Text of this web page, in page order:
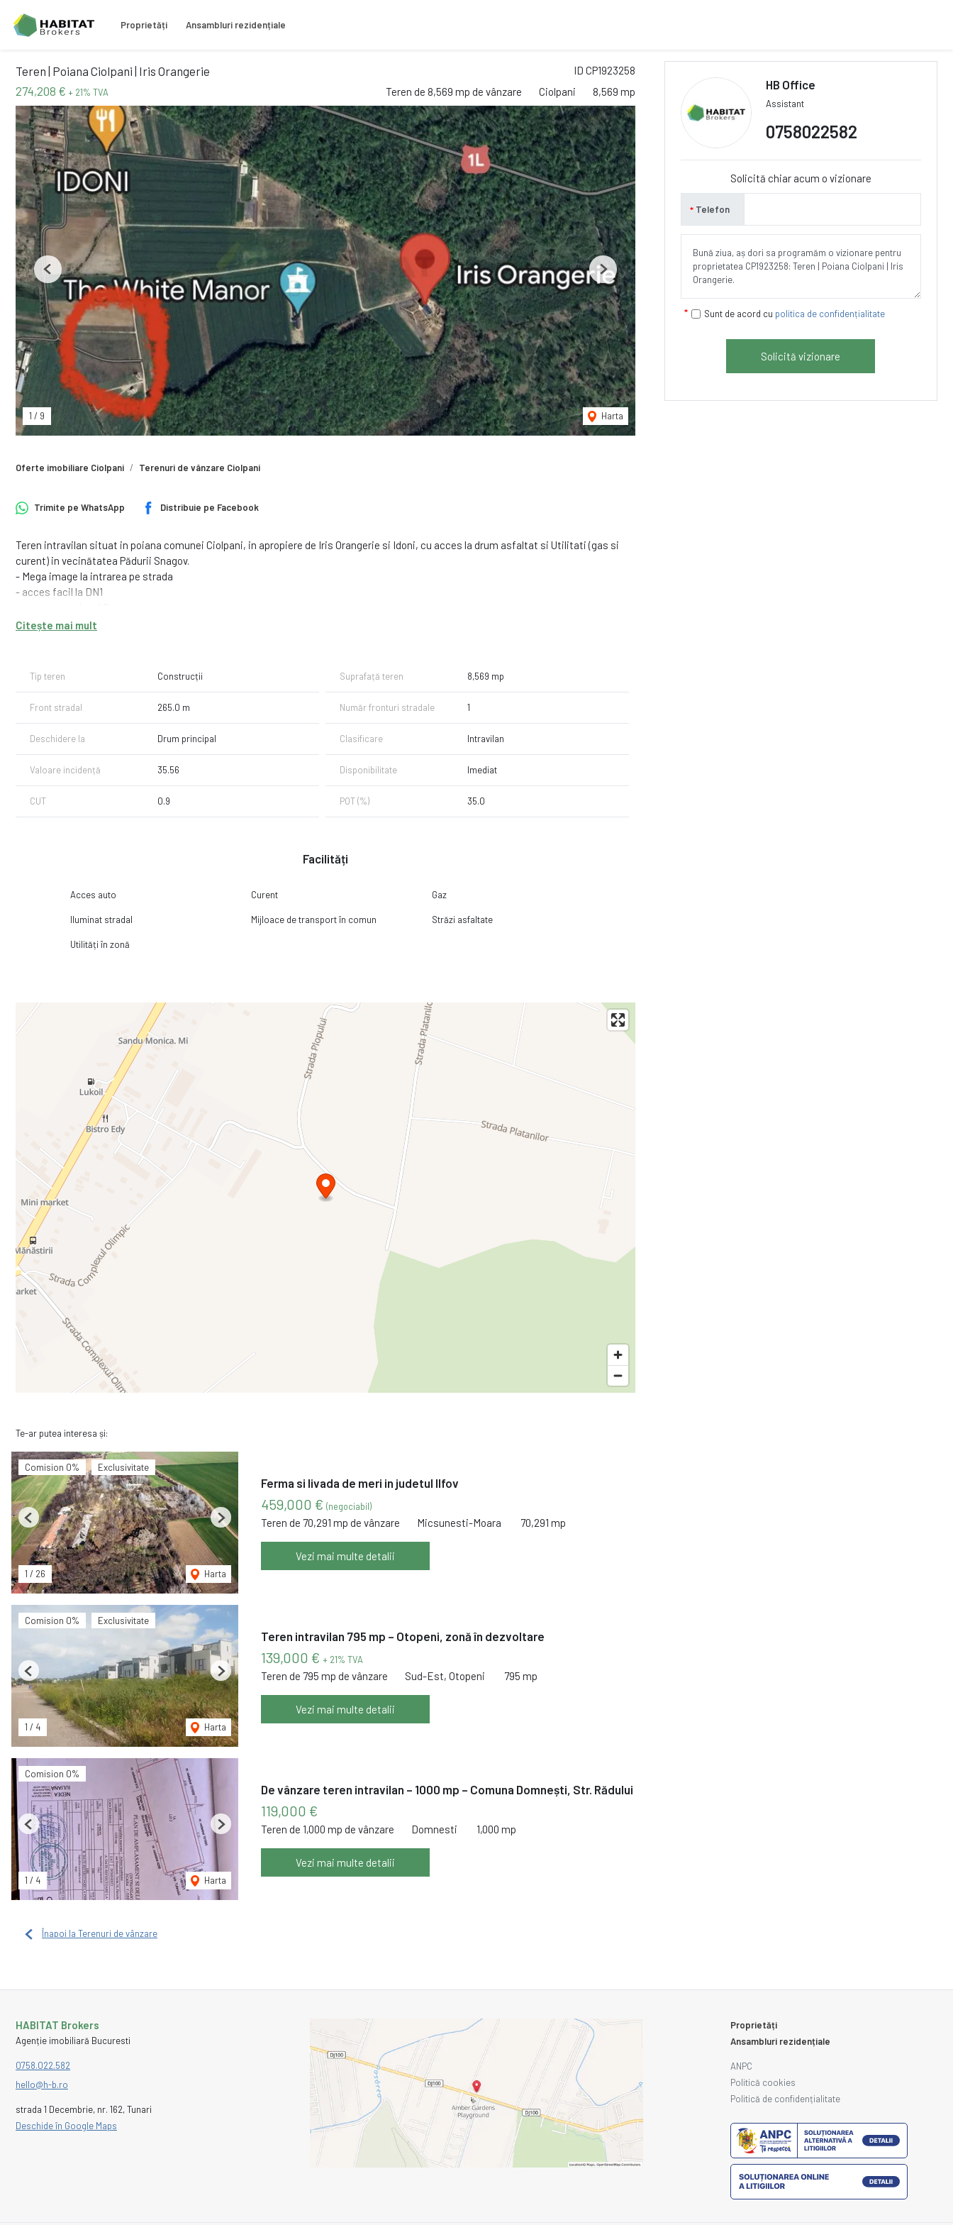
Proprietăți Ansambluri rezidențiale
ID CP1923258
Teren | Poiana Ciolpani | Iris Orangerie
274,208 € + 21% TVA Teren de 8,569 mp de vânzare Ciolpani 8,569 mp
1 / 9 Harta
Previous Next
Oferte imobiliare Ciolpani Terenuri de vânzare Ciolpani
Trimite pe WhatsApp Distribuie pe Facebook
Teren intravilan situat in poiana comunei Ciolpani, in apropiere de Iris Orangerie si Idoni, cu acces la drum asfaltat si Utilitati (gas si
curent) in vecinătatea Pădurii Snagov.
- Mega image la intrarea pe strada
- acces facil la DN1
Potențial pentru dezvoltare rezidențiala sau pentru evenimente.
Disponibil imediat.
Citește mai mult
Tip teren Construcții Suprafață teren 8,569 mp
Front stradal 265.0 m Număr fronturi stradale 1
Deschidere la Drum principal Clasificare Intravilan
Valoare incidență 35.56 Disponibilitate Imediat
CUT 0.9 POT (%) 35.0
Facilități
Acces auto Curent Gaz
Iluminat stradal Mijloace de transport în comun Străzi asfaltate
Utilități în zonă
HB Office
Assistant
0758022582
Solicită chiar acum o vizionare
Telefon
Sunt de acord cu politica de confidențialitate
Solicită vizionare
Te-ar putea interesa și:
Comision 0% Exclusivitate
1 / 26 Harta
Previous Next
Ferma si livada de meri in judetul Ilfov
459,000 € (negociabil)
Teren de 70,291 mp de vânzare Micsunesti-Moara 70,291 mp
Vezi mai multe detalii
Comision 0% Exclusivitate
1 / 4 Harta
Previous Next
Teren intravilan 795 mp – Otopeni, zonă în dezvoltare
139,000 € + 21% TVA
Teren de 795 mp de vânzare Sud-Est, Otopeni 795 mp
Vezi mai multe detalii
Comision 0%
1 / 4 Harta
Previous Next
De vânzare teren intravilan – 1000 mp – Comuna Domnești, Str. Rădului
119,000 €
Teren de 1,000 mp de vânzare Domnesti 1,000 mp
Vezi mai multe detalii
Înapoi la Terenuri de vânzare
HABITAT Brokers
Agenție imobiliară Bucuresti
0758.022.582
hello@h-b.ro
strada 1 Decembrie, nr. 162, Tunari
Deschide în Google Maps
Proprietăți
Ansambluri rezidențiale
ANPC
Politică cookies
Politică de confidențialitate